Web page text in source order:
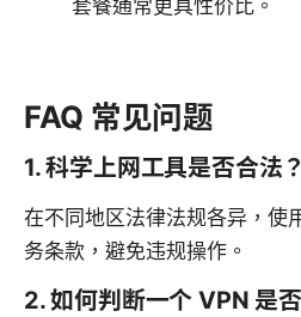
套餐通常更具性价比。
FAQ 常见问题
1. 科学上网工具是否合法？
在不同地区法律法规各异，使
务条款，避免违规操作。
2. 如何判断一个 VPN 是